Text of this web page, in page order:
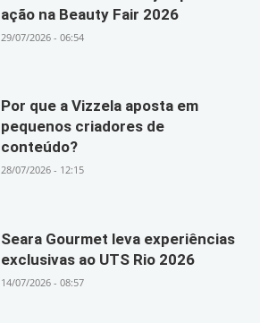
ação na Beauty Fair 2026
29/07/2026 - 06:54
Por que a Vizzela aposta em
pequenos criadores de
conteúdo?
28/07/2026 - 12:15
Seara Gourmet leva experiências
exclusivas ao UTS Rio 2026
14/07/2026 - 08:57